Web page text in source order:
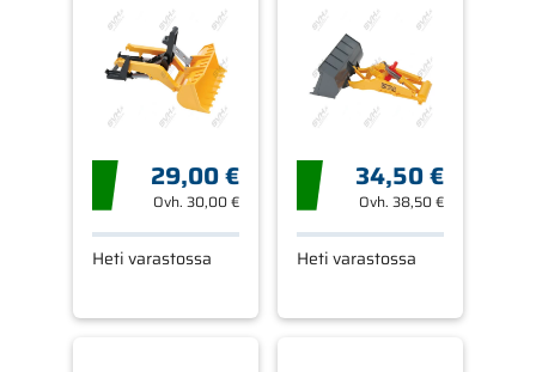
29,00 €
Ovh. 30,00 €
Heti varastossa
34,50 €
Ovh.38,50 €
Heti varastossa